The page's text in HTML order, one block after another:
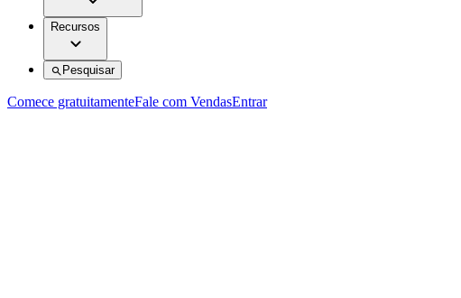
Recursos
Pesquisar
Comece gratuitamenteFale com VendasEntrar